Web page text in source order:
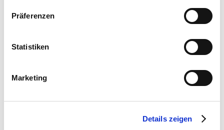
Präferenzen
Statistiken
Marketing
Details zeigen
E-Mail: info@as-garten.de
Zubehör Produkte